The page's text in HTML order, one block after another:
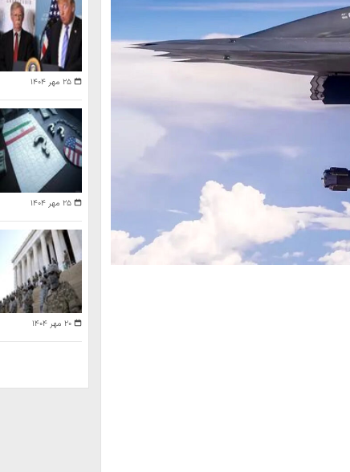
۲۵ مهر ۱۴۰۴
۲۵ مهر ۱۴۰۴
۲۰ مهر ۱۴۰۴